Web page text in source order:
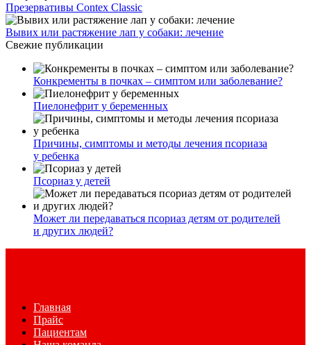
Презервативы Contex Classic
Вывих или растяжение лап у собаки: лечение
Свежие публикации
Конкременты в почках – симптом или заболевание?
Пиелонефрит у беременных
Причины, симптомы и методы лечения псориаза
у ребенка
Псориаз у детей
Может ли передаваться псориаз детям от родителей
и других людей?
Главная
Прайс
Пациентам